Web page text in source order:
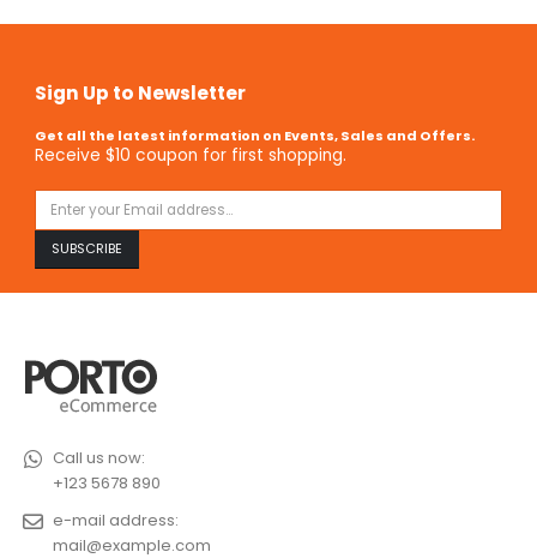
Sign Up to Newsletter
Get all the latest information on Events, Sales and Offers.
Receive $10 coupon for first shopping.
Call us now:
+123 5678 890
e-mail address:
mail@example.com